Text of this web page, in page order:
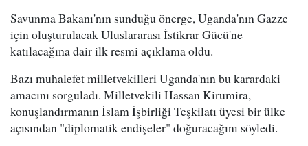
Savunma Bakanı'nın sunduğu önerge, Uganda'nın Gazze
için oluşturulacak Uluslararası İstikrar Gücü'ne
katılacağına dair ilk resmi açıklama oldu.
Bazı muhalefet milletvekilleri Uganda'nın bu karardaki
amacını sorguladı. Milletvekili Hassan Kirumira,
konuşlandırmanın İslam İşbirliği Teşkilatı üyesi bir ülke
açısından "diplomatik endişeler" doğuracağını söyledi.